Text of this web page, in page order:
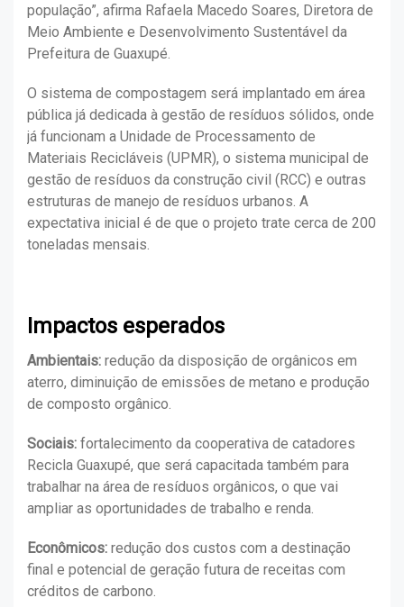
população”, afirma Rafaela Macedo Soares, Diretora de
Meio Ambiente e Desenvolvimento Sustentável da
Prefeitura de Guaxupé.
O sistema de compostagem será implantado em área
pública já dedicada à gestão de resíduos sólidos, onde
já funcionam a Unidade de Processamento de
Materiais Recicláveis (UPMR), o sistema municipal de
gestão de resíduos da construção civil (RCC) e outras
estruturas de manejo de resíduos urbanos. A
expectativa inicial é de que o projeto trate cerca de 200
toneladas mensais.
Impactos esperados
Ambientais: redução da disposição de orgânicos em
aterro, diminuição de emissões de metano e produção
de composto orgânico.
Sociais: fortalecimento da cooperativa de catadores
Recicla Guaxupé, que será capacitada também para
trabalhar na área de resíduos orgânicos, o que vai
ampliar as oportunidades de trabalho e renda.
Econômicos: redução dos custos com a destinação
final e potencial de geração futura de receitas com
créditos de carbono.